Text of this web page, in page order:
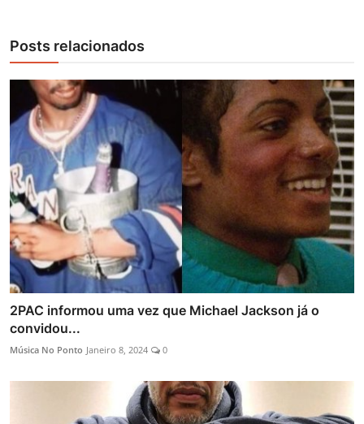
Posts relacionados
2PAC informou uma vez que Michael Jackson já o
convidou...
Música No Ponto Janeiro 8, 2024 0